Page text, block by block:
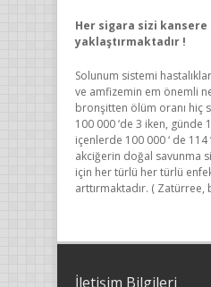
Her sigara sizi kansere
yaklaştırmaktadır !
Solunum sistemi
ve amfizemin em önemli
bronşitten ölüm oranı hiç
100 000 ‘de 3 iken, günde
içenlerde 100 000 ‘ de 114
akciğerin doğal savunma
için her türlü her türlü
arttırmaktadır. ( Zatürree,
İletişim Bilgileri